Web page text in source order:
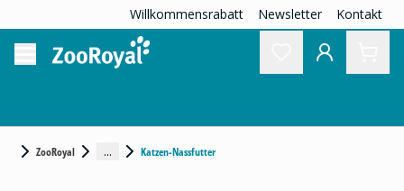
Willkommensrabatt Newsletter Kontakt
ZooRoyal ... Katzen-Nassfutter